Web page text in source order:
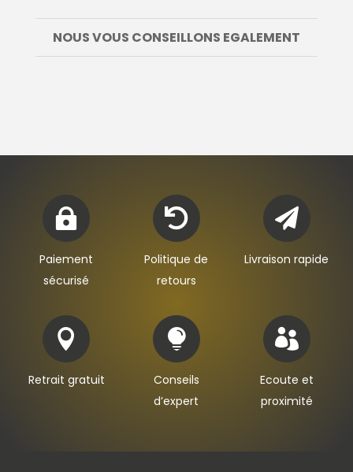
NOUS VOUS CONSEILLONS EGALEMENT

Paiement
sécurisé

Politique de
retours

Livraison rapide

Retrait gratuit

Conseils
d’expert

Ecoute et
proximité